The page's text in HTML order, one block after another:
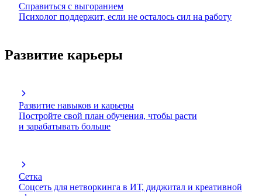
Справиться с выгоранием
Психолог поддержит, если не осталось сил на работу
Развитие карьеры
Развитие навыков и карьеры
Постройте свой план обучения, чтобы расти
и зарабатывать больше
Сетка
Соцсеть для нетворкинга в ИТ, диджитал и креативной